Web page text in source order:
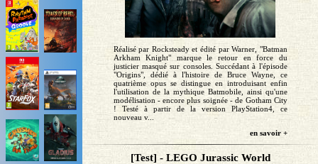
Réalisé par Rocksteady et édité par Warner, "Batman
Arkham Knight" marque le retour en force du
justicier masqué sur consoles. Succédant à l'épisode
"Origins", dédié à l'histoire de Bruce Wayne, ce
quatrième opus se distingue en introduisant enfin
l'utilisation de la mythique Batmobile, ainsi qu'une
modélisation - encore plus soignée - de Gotham City
! Testé à partir de la version PlayStation4, ce
nouveau v...
en savoir +
[Test] - LEGO Jurassic World